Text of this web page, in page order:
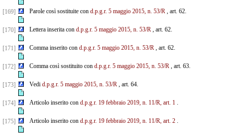
[169] Parole così sostituite con d.p.g.r. 5 maggio 2015, n. 53/R, art. 62.
[170] Lettera inserita con d.p.g.r. 5 maggio 2015, n. 53/R, art. 62.
[171] Comma inserito con d.p.g.r. 5 maggio 2015, n. 53/R, art. 62.
[172] Comma così sostituito con d.p.g.r. 5 maggio 2015, n. 53/R, art. 63.
[173] Vedi d.p.g.r. 5 maggio 2015, n. 53/R, art. 64.
[174] Articolo inserito con d.p.g.r. 19 febbraio 2019, n. 11/R, art. 1.
[175] Articolo inserito con d.p.g.r. 19 febbraio 2019, n. 11/R, art. 2.